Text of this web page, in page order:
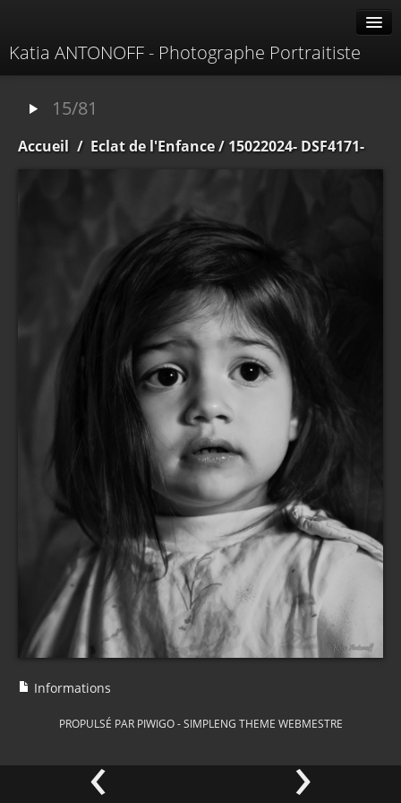
Katia ANTONOFF - Photographe Portraitiste
15/81
Accueil / Eclat de l'Enfance/ 15022024- DSF4171-
‹ ›
Informations
PROPULSÉ PAR PIWIGO-SIMPLENG THEME WEBMESTRE